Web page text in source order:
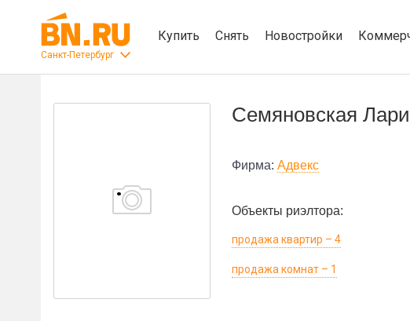
Санкт-Петербург
Купить Снять Новостройки
Семяновская
Фирма: Адвекс
Объекты риэлтора:
продажа квартир – 4
продажа комнат – 1